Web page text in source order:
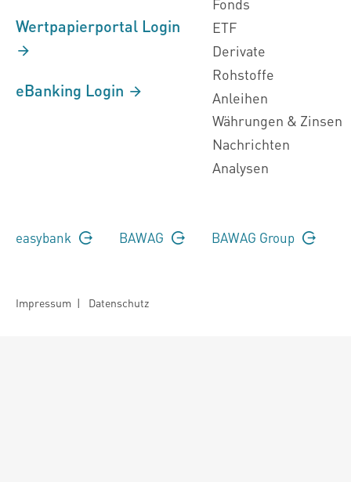
Wertpapierportal Login
eBanking Login
Fonds
ETF
Derivate
Rohstoffe
Anleihen
Währungen & Zinsen
Nachrichten
Analysen
easybank BAWAG BAWAG Group
Impressum | Datenschutz